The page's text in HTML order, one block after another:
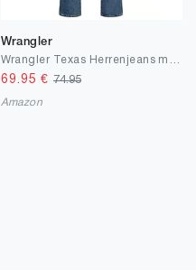
Wrangler
69.95 € 74.95
Amazon